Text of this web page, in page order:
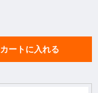
カートに入れる